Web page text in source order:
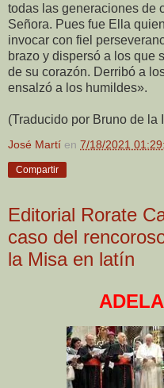
todas las generaciones de
Señora. Pues fue Ella
invocar con fiel
brazo y dispersó a los que
de su corazón. Derribó a
ensalzó a los humildes».
(Traducido por Bruno de la
José Martí en 7/18/2021
Compartir
Editorial Rorate
caso del
la Misa en latín